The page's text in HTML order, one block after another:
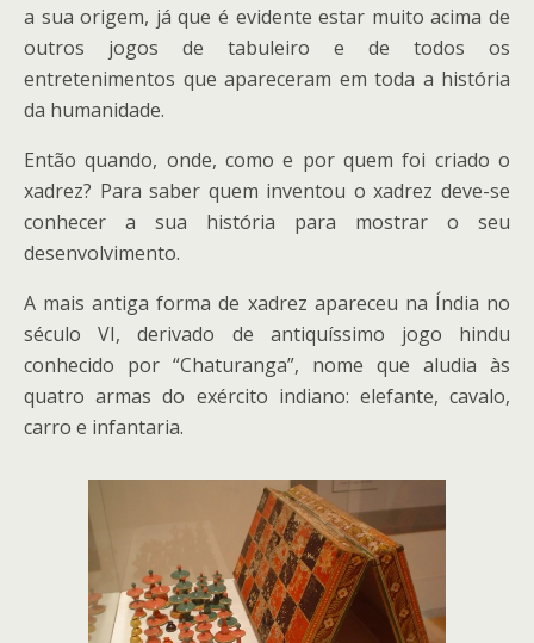
a sua origem, já que é evidente estar muito acima de
outros jogos de tabuleiro e de todos os
entretenimentos que apareceram em toda a história
da humanidade.
Então quando, onde, como e por quem foi criado o
xadrez? Para saber quem inventou o xadrez deve-se
conhecer a sua história para mostrar o seu
desenvolvimento.
A mais antiga forma de xadrez apareceu na Índia no
século VI, derivado de antiquíssimo jogo hindu
conhecido por “Chaturanga”, nome que aludia às
quatro armas do exército indiano: elefante, cavalo,
carro e infantaria.